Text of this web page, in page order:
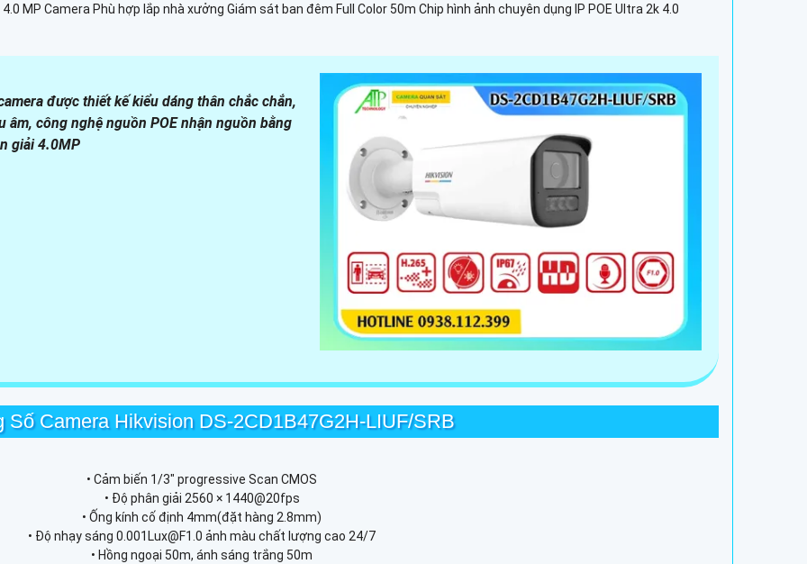
MP Camera Phù hợp lắp nhà xưởng Giám sát ban đêm Full Color 50m Chip hình ảnh chuyên dụng IP POE Ultra 2k 4.0
được thiết kế kiểu dáng thân chắc chắn,
công nghệ nguồn POE nhận nguồn bằng
giải 4.0MP
Số Camera Hikvision DS-2CD1B47G2H-LIUF/SRB
• Cảm biến 1/3" progressive Scan CMOS
• Độ phân giải 2560 × 1440@20fps
• Ống kính cố định 4mm(đặt hàng 2.8mm)
• Độ nhạy sáng 0.001Lux@F1.0 ảnh màu chất lượng cao 24/7
• Hồng ngoại 50m, ánh sáng trắng 50m